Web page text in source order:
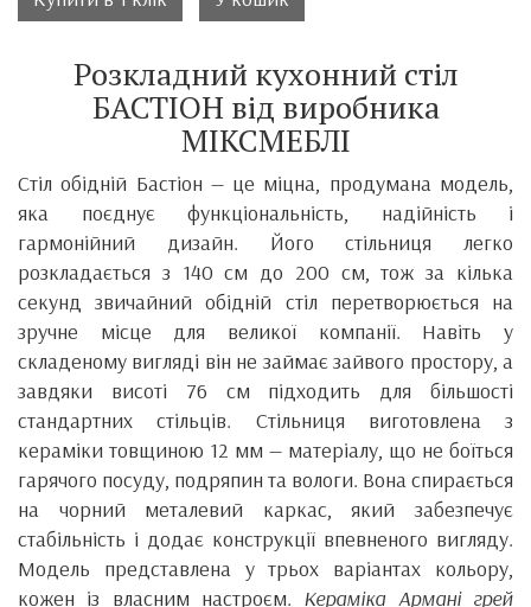
Розкладний кухонний стіл
БАСТІОН від виробника
МІКСМЕБЛІ
Стіл обідній Бастіон — це міцна, продумана модель,
яка поєднує функціональність, надійність і
гармонійний дизайн. Його стільниця легко
розкладається з 140 см до 200 см, тож за кілька
секунд звичайний обідній стіл перетворюється на
зручне місце для великої компанії. Навіть у
складеному вигляді він не займає зайвого простору, а
завдяки висоті 76 см підходить для більшості
стандартних стільців. Стільниця виготовлена з
кераміки товщиною 12 мм — матеріалу, що не боїться
гарячого посуду, подряпин та вологи. Вона спирається
на чорний металевий каркас, який забезпечує
стабільність і додає конструкції впевненого вигляду.
Модель представлена у трьох варіантах кольору,
кожен із власним настроєм. Кераміка Армані грей